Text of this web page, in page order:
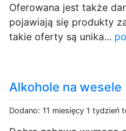
Oferowana jest także
pojawiają się produkty
takie oferty są unika...
Alkohole na wesele
Dodano: 11 miesięcy 1 tydzień